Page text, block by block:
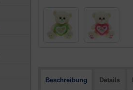
Beschreibung Details